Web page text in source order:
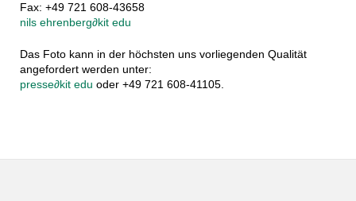
Fax: +49 721 608-43658
nils ehrenberg∂kit edu
Das Foto kann in der höchsten uns vorliegenden Qualität
angefordert werden unter:
presse∂kit edu oder +49 721 608-41105.